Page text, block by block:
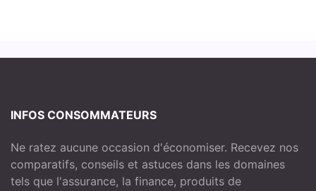
INFOS CONSOMMATEURS
Ne ratez aucune occasion d'économiser. Recevez nos
comparatifs, conseils et astuces dans les domaines
tels que l'assurance, la finance, produits de